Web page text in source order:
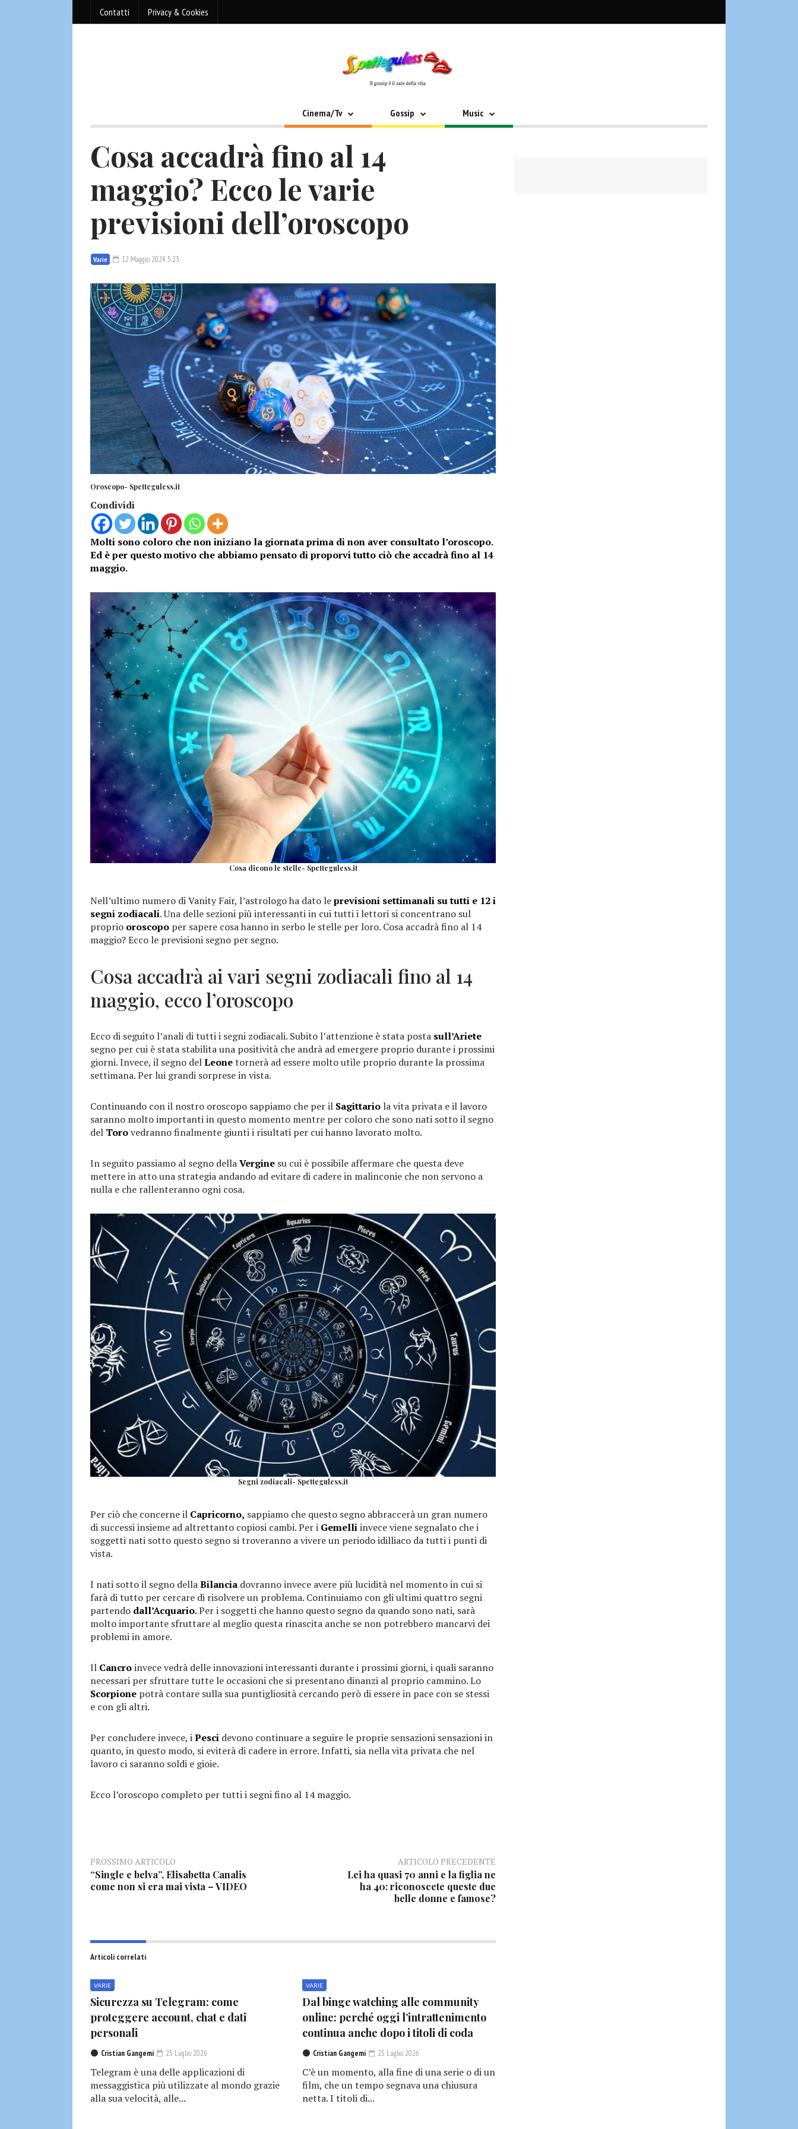
Contatti Privacy & Cookies
Cinema/Tv Gossip Music
Cosa accadrà fino al 14
maggio? Ecco le varie
previsioni dell’oroscopo
Varie 12 Maggio 2024 5:23
Oroscopo- Spetteguless.it
Condividi
Molti sono coloro che non iniziano la giornata prima di non aver consultato l’oroscopo.
Ed è per questo motivo che abbiamo pensato di proporvi tutto ciò che accadrà fino al 14
maggio.
Cosa dicono le stelle- Spetteguless.it
Nell’ultimo numero di Vanity Fair, l’astrologo ha dato leprevisioni settimanali su tutti e 12 i
segni zodiacali. Una delle sezioni più interessanti in cui tutti i lettori si concentrano sul
proprio oroscopo per sapere cosa hanno in serbo le stelle per loro. Cosa accadrà fino al 14
maggio? Ecco le previsioni segno per segno.
Cosa accadrà ai vari segni zodiacali fino al 14
maggio, ecco l’oroscopo
Ecco di seguito l’anali di tutti i segni zodiacali. Subito l’attenzione è stata posta sull’Ariete
segno per cui è stata stabilita una positività che andrà ad emergere proprio durante i prossimi
giorni. Invece, il segno delLeonetornerà ad essere molto utile proprio durante la prossima
settimana. Per lui grandi sorprese in vista.
Continuando con il nostro oroscopo sappiamo che per il Sagittario la vita privata e il lavoro
saranno molto importanti in questo momento mentre per coloro che sono nati sotto il segno
del Torovedranno finalmente giunti i risultati per cui hanno lavorato molto.
In seguito passiamo al segno dellaVergine su cui è possibile affermare che questa deve
mettere in atto una strategia andando ad evitare di cadere in malinconie che non servono a
nulla e che rallenteranno ogni cosa.
Segni zodiacali- Spetteguless.it
Per ciò che concerne il Capricorno, sappiamo che questo segno abbraccerà un gran numero
di successi insieme ad altrettanto copiosi cambi. Per i Gemelliinvece viene segnalato che i
soggetti nati sotto questo segno si troveranno a vivere un periodo idilliaco da tutti i punti di
vista.
I nati sotto il segno dellaBilancia dovranno invece avere più lucidità nel momento in cui si
farà di tutto per cercare di risolvere un problema. Continuiamo con gli ultimi quattro segni
partendo dall’Acquario.Per i soggetti che hanno questo segno da quando sono nati, sarà
molto importante sfruttare al meglio questa rinascita anche se non potrebbero mancarvi dei
problemi in amore.
Il Cancroinvece vedrà delle innovazioni interessanti durante i prossimi giorni, i quali saranno
necessari per sfruttare tutte le occasioni che si presentano dinanzi al proprio cammino. Lo
Scorpione potrà contare sulla sua puntigliosità cercando però di essere in pace con se stessi
e con gli altri.
Per concludere invece, iPesci devono continuare a seguire le proprie sensazioni sensazioni in
quanto, in questo modo, si eviterà di cadere in errore. Infatti, sia nella vita privata che nel
lavoro ci saranno soldi e gioie.
Ecco l’oroscopo completo per tutti i segni fino al 14 maggio.
PROSSIMO ARTICOLO
“Single e belva”, Elisabetta Canalis
come non si era mai vista – VIDEO
ARTICOLO PRECEDENTE
Lei ha quasi 70 anni e la figlia ne
ha 40: riconoscete queste due
belle donne e famose?
Articoli correlati
VARIE
Sicurezza su Telegram: come
proteggere account, chat e dati
personali
Cristian Gangemi 25 Luglio 2026
Telegram è una delle applicazioni di
messaggistica più utilizzate al mondo grazie
alla sua velocità, alle...
VARIE
Dal binge watching alle community
online: perché oggi l’intrattenimento
continua anche dopo i titoli di coda
Cristian Gangemi 25 Luglio 2026
C’è un momento, alla fine di una serie o di un
film, che un tempo segnava una chiusura
netta. I titoli di...